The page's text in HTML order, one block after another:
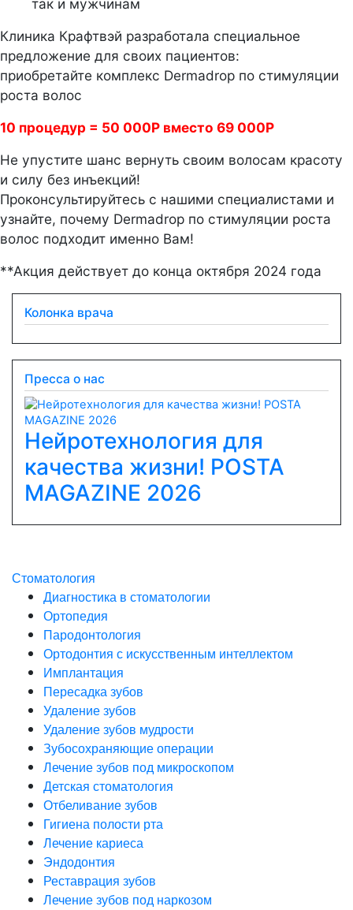
так и мужчинам
Клиника Крафтвэй разработала специальное
предложение для своих пациентов:
приобретайте комплекс Dermadrop по стимуляции
роста волос
10 процедур = 50 000P вместо 69 000P
Не упустите шанс вернуть своим волосам красоту
и силу без инъекций!
Проконсультируйтесь с нашими специалистами и
узнайте, почему Dermadrop по стимуляции роста
волос подходит именно Вам!
**Акция действует до конца октября 2024 года
Колонка врача
Пресса о нас
Нейротехнология для
качества жизни! POSTA
MAGAZINE 2026
Previous
Стоматология
Диагностика в стоматологии
Ортопедия
Пародонтология
Ортодонтия с искусственным интеллектом
Имплантация
Пересадка зубов
Удаление зубов
Удаление зубов мудрости
Зубосохраняющие операции
Лечение зубов под микроскопом
Детская стоматология
Отбеливание зубов
Гигиена полости рта
Лечение кариеса
Эндодонтия
Реставрация зубов
Лечение зубов под наркозом